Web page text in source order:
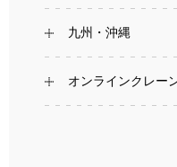
九州・沖縄
オンラインクレー